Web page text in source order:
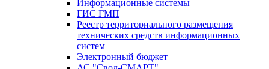
Информационные системы
ГИС ГМП
Реестр территориального размещения
технических средств информационных
систем
Электронный бюджет